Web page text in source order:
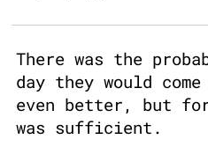
There was the
day they would
even better, but
was sufficient.